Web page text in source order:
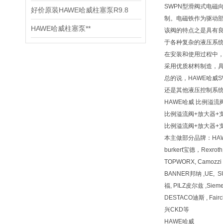
好价原装HAWE哈威柱塞泵R9.8
HAWE哈威柱塞泵**
SWPN型滑阀式电磁
制。电磁铁作为驱动
该阀的特点之是具有
于各种复杂的液压系
在安装和使用过程中
采用优质材料制造，
总的说，HAWE哈威
还是其他液压控制系
HAWE哈威 比例溢流
比例溢流阀+放大器
比例溢流阀+放大器
本主做部分品牌：
burkert宝德，
TOPWORX,
BANNER邦纳 ,UE,
福, PILZ皮尔兹
DESTACO迪斯 ,
兴CKD等
HAWE哈威